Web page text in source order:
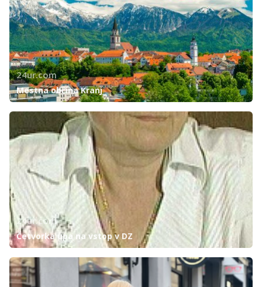
24ur.com
Mestna občina Kranj
24ur.com
Četvorka upa na vstop v DZ